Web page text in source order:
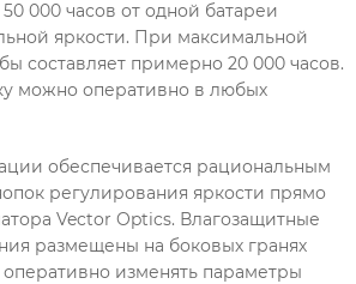
000 часов от одной батареи
яркости. При максимальной
составляет примерно 20 000 часов.
можно оперативно в любых
обеспечивается рациональным
регулирования яркости прямо
Vector Optics. Влагозащитные
размещены на боковых гранях
изменять параметры